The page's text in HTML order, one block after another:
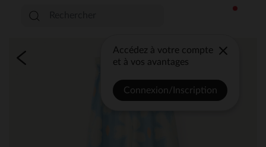
Accédez à votre compte
et à vos avantages
Connexion/Inscription